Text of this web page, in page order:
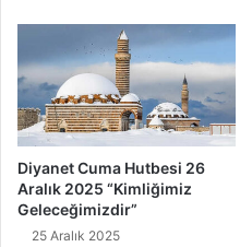
k
”
İ
t
i
ğ
f
a
r
E
Diyanet Cuma Hutbesi 26
Aralık 2025 “Kimliğimiz
Geleceğimizdir”
25 Aralık 2025